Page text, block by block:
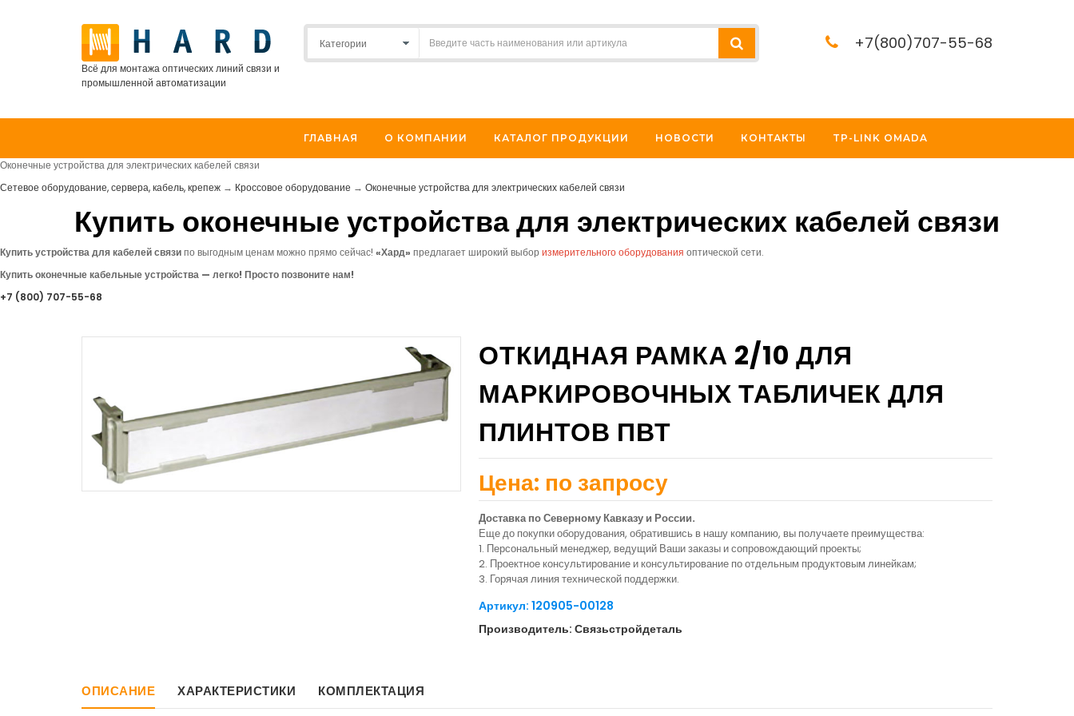
Всё для монтажа оптических линий связи и
промышленной автоматизации
+7(800)707-55-68
ГЛАВНАЯ О КОМПАНИИ КАТАЛОГ ПРОДУКЦИИ НОВОСТИ КОНТАКТЫ TP-LINK OMADA
Оконечные устройства для электрических кабелей связи
Сетевое оборудование, сервера, кабель, крепеж → Кроссовое оборудование → Оконечные устройства для электрических кабелей связи
Купить оконечные устройства для электрических кабелей связи
Купить устройства для кабелей связипо выгодным ценам можно прямо сейчас! «Хард» предлагаетширокий выбор измерительного оборудования оптической сети.
Купить оконечные кабельные устройства — легко! Просто позвоните нам!
+7 (800) 707-55-68
ОТКИДНАЯ РАМКА 2/10 ДЛЯ
МАРКИРОВОЧНЫХ ТАБЛИЧЕК ДЛЯ
ПЛИНТОВ ПВТ
Цена: по запросу
Доставка по Северному Кавказу и России.
Еще до покупки оборудования, обратившись в нашу компанию, вы получаете преимущества:
1. Персональный менеджер, ведущий Ваши заказы и сопровождающий проекты;
2. Проектное консультирование и консультирование по отдельным продуктовым линейкам;
3. Горячая линия технической поддержки.
Артикул: 120905-00128
Производитель: Связьстройдеталь
ОПИСАНИЕ ХАРАКТЕРИСТИКИ КОМПЛЕКТАЦИЯ